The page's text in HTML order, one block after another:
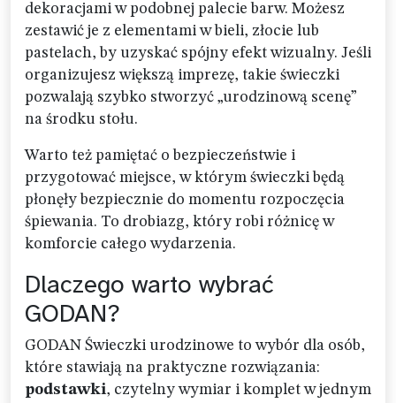
dekoracjami w podobnej palecie barw. Możesz
zestawić je z elementami w bieli, złocie lub
pastelach, by uzyskać spójny efekt wizualny. Jeśli
organizujesz większą imprezę, takie świeczki
pozwalają szybko stworzyć „urodzinową scenę”
na środku stołu.
Warto też pamiętać o bezpieczeństwie i
przygotować miejsce, w którym świeczki będą
płonęły bezpiecznie do momentu rozpoczęcia
śpiewania. To drobiazg, który robi różnicę w
komforcie całego wydarzenia.
Dlaczego warto wybrać
GODAN?
GODAN Świeczki urodzinowe to wybór dla osób,
które stawiają na praktyczne rozwiązania:
podstawki, czytelny wymiar i komplet w jednym